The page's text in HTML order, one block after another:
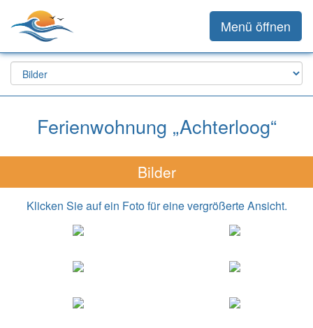
Menü öffnen
Ferienwohnung „Achterloog“
Bilder
Klicken Sie auf ein Foto für eine vergrößerte Ansicht.